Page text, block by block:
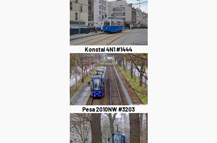
Konstal 4N1 #1444
Pesa 2010NW #3203